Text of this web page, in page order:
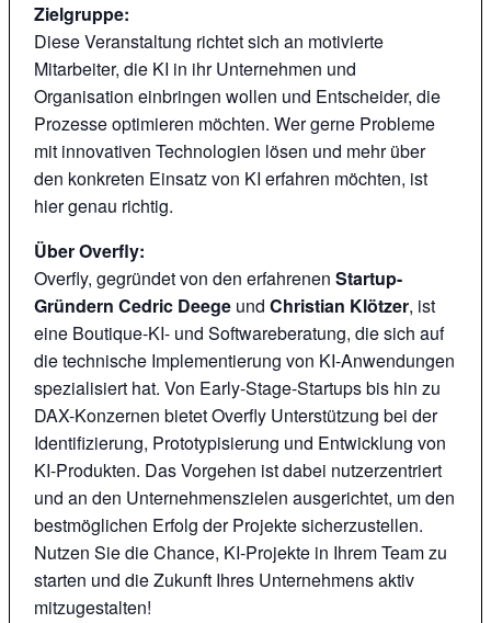
Zielgruppe:
Diese Veranstaltung richtet sich an motivierte
Mitarbeiter, die KI in ihr Unternehmen und
Organisation einbringen wollen und Entscheider, die
Prozesse optimieren möchten. Wer gerne Probleme
mit innovativen Technologien lösen und mehr über
den konkreten Einsatz von KI erfahren möchten, ist
hier genau richtig.
Über Overfly:
Overfly, gegründet von den erfahrenen Startup-
Gründern Cedric Deegeund Christian Klötzer, ist
eine Boutique-KI- und Softwareberatung, die sich auf
die technische Implementierung von KI-Anwendungen
spezialisiert hat. Von Early-Stage-Startups bis hin zu
DAX-Konzernen bietet Overfly Unterstützung bei der
Identifizierung, Prototypisierung und Entwicklung von
KI-Produkten. Das Vorgehen ist dabei nutzerzentriert
und an den Unternehmenszielen ausgerichtet, um den
bestmöglichen Erfolg der Projekte sicherzustellen.
Nutzen Sie die Chance, KI-Projekte in Ihrem Team zu
starten und die Zukunft Ihres Unternehmens aktiv
mitzugestalten!